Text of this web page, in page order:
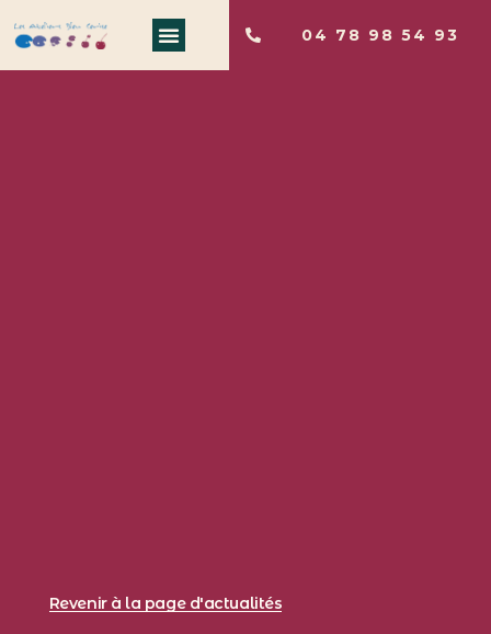
04 78 98 54 93
Revenir à la page d'actualités